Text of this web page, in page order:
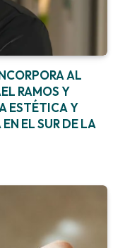
AL
RAMOS Y
ESTÉTICA Y
EL SUR DE LA